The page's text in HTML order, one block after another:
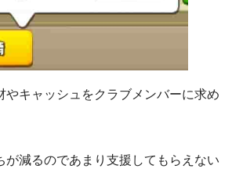
やキャッシュをクラブメンバーに求め
が減るのであまり支援してもらえない